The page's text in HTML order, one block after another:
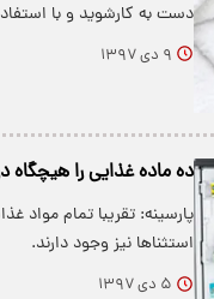
دست به کارشوید و با
۹ دی ۱۳۹۷
ده ماده غذایی را هیچگاه
پارسینه: تقریبا تمام مواد
استثناها نیز وجود دارند.
۵ دی ۱۳۹۷